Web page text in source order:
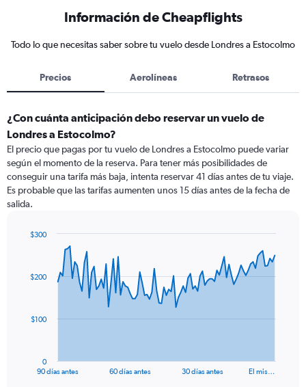
Información de Cheapflights
Todo lo que necesitas saber sobre tu vuelo desde Londres a Estocolmo
Precios Aerolíneas Retrasos
¿Con cuánta anticipación debo reservar un vuelo de
Londres a Estocolmo?
El precio que pagas por tu vuelo de Londres a Estocolmo puede variar
según el momento de la reserva. Para tener más posibilidades de
conseguir una tarifa más baja, intenta reservar 41 días antes de tu viaje.
Es probable que las tarifas aumenten unos 15 días antes de la fecha de
salida.
data
The
90 días antes 60 días antes 30 días antes El mis…
0
$100
$200
$300